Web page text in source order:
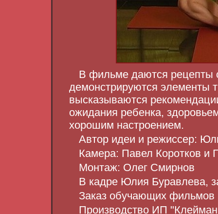
В фильме даются рецепты
демонстрируются элементы
высказываются
ожидания ребенка,
хорошим настроением.
Автор идеи и режиссер:
Камера: Павел Коротков и
Монтаж: Олег Смирнов
В кадре Юлия Буравлева,
Заказ обучающих фильмов
Производство ИП